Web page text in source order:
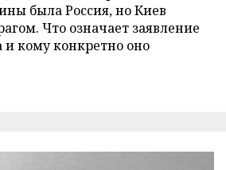
была Россия, но Киев
Что означает заявление
и кому конкретно оно